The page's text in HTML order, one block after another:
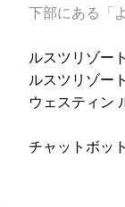
下部にある「
ルスツリゾー
ルスツリゾー
ウェスティン
チャットボッ